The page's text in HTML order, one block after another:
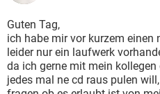
FACEBOOK
WHATSAPP
FACEBOOK
ANDROID
WINDOWS 10
WHATSAPP
FACEBOOK
SPIELE
ANDROID
WINDOWS 10
WHATSAPP
Guten Tag,
ich habe mir vor kurzem
leider nur ein laufwerk
da ich gerne mit mein
jedes mal ne cd raus pulen